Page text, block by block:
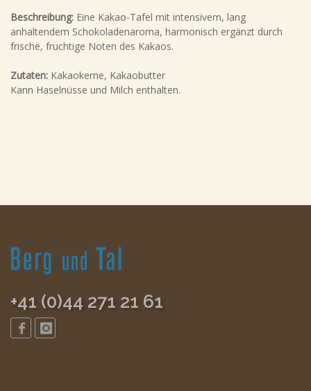
Beschreibung: Eine Kakao-Tafel mit intensivem, lang
anhaltendem Schokoladenaroma, harmonisch ergänzt durch
frische, fruchtige Noten des Kakaos.
Zutaten: Kakaokerne, Kakaobutter
Kann Haselnüsse und Milch enthalten.
+41 (0)44 271 21 61